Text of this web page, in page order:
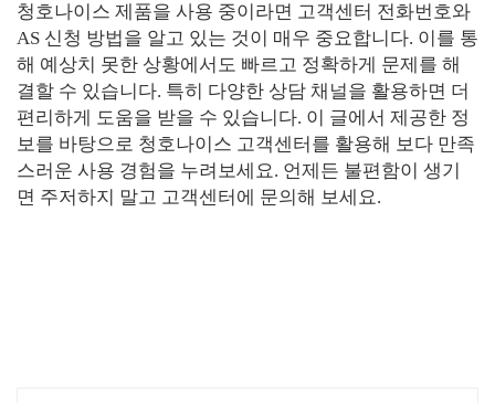
청호나이스 제품을 사용 중이라면 고객센터 전화번호와
AS 신청 방법을 알고 있는 것이 매우 중요합니다. 이를 통
해 예상치 못한 상황에서도 빠르고 정확하게 문제를 해
결할 수 있습니다. 특히 다양한 상담 채널을 활용하면 더
편리하게 도움을 받을 수 있습니다. 이 글에서 제공한 정
보를 바탕으로 청호나이스 고객센터를 활용해 보다 만족
스러운 사용 경험을 누려보세요. 언제든 불편함이 생기
면 주저하지 말고 고객센터에 문의해 보세요.